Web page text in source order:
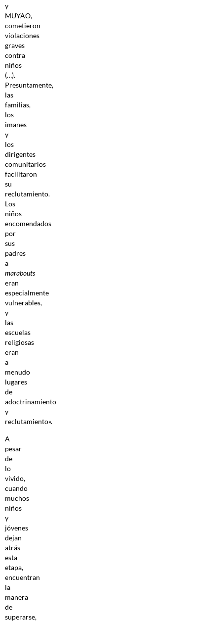
y
MUYAO,
cometieron
violaciones
graves
contra
niños
(…).
Presuntamente,
las
familias,
los
imanes
y
los
dirigentes
comunitarios
facilitaron
su
reclutamiento.
Los
niños
encomendados
por
sus
padres
a
marabouts
eran
especialmente
vulnerables,
y
las
escuelas
religiosas
eran
a
menudo
lugares
de
adoctrinamiento
y
reclutamiento».
A
pesar
de
lo
vivido,
cuando
muchos
niños
y
jóvenes
dejan
atrás
esta
etapa,
encuentran
la
manera
de
superarse,